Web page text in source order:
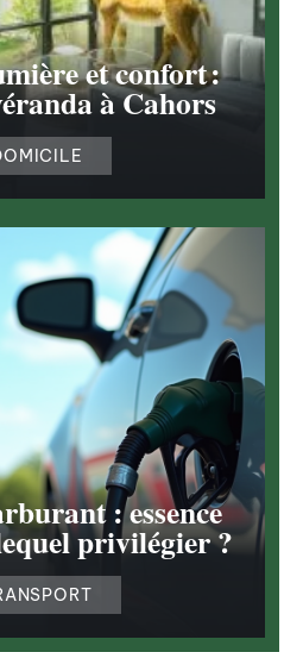
et confort :
à Cahors
: essence
privilégier ?